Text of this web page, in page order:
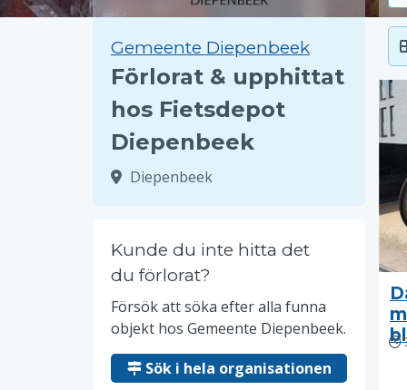
Gemeente Diepenbeek
Förlorat & upphittat
hos Fietsdepot
Diepenbeek
Diepenbeek
Kunde du inte hitta det
du förlorat?
Försök att söka efter alla funna
objekt hos Gemeente Diepenbeek.
Sök i hela organisationen